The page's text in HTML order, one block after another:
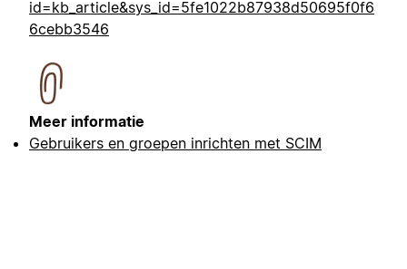
id=kb_article&sys_id=5fe1022b87938d50695f0f6
6cebb3546
Meer informatie
Gebruikers en groepen inrichten met SCIM